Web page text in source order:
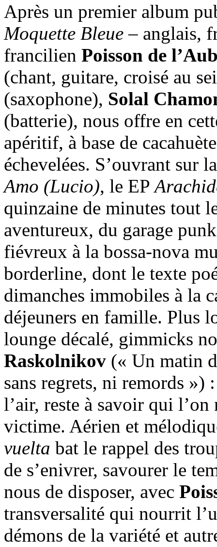
Après un premier album
Moquette Bleue – anglais,
francilien Poisson de
(chant, guitare, croisé au
(saxophone), Solal
(batterie), nous offre en
apéritif, à base de
échevelées. S’ouvrant sur
Amo (Lucio), le EP
quinzaine de minutes tout
aventureux, du garage
fiévreux à la bossa-nova
borderline, dont le texte
dimanches immobiles à la
déjeuners en famille. Plus
lounge décalé, gimmicks
Raskolnikov (« Un matin
sans regrets, ni remords
l’air, reste à savoir qui
victime. Aérien et
vuelta bat le rappel des
de s’enivrer, savourer le
nous de disposer, avec
transversalité qui nourrit
démons de la variété et